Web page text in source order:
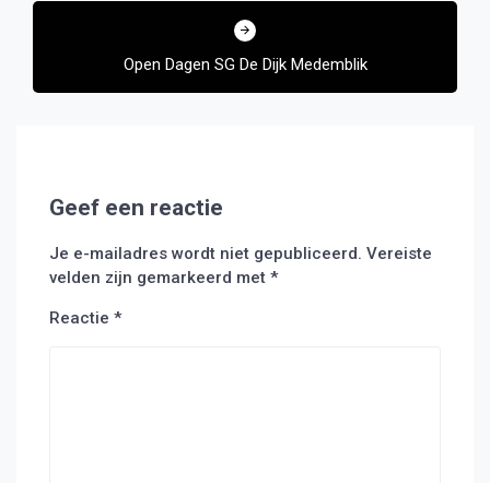
Open Dagen SG De Dijk Medemblik
Geef een reactie
Je e-mailadres wordt niet gepubliceerd. Vereiste
velden zijn gemarkeerd met *
Reactie *